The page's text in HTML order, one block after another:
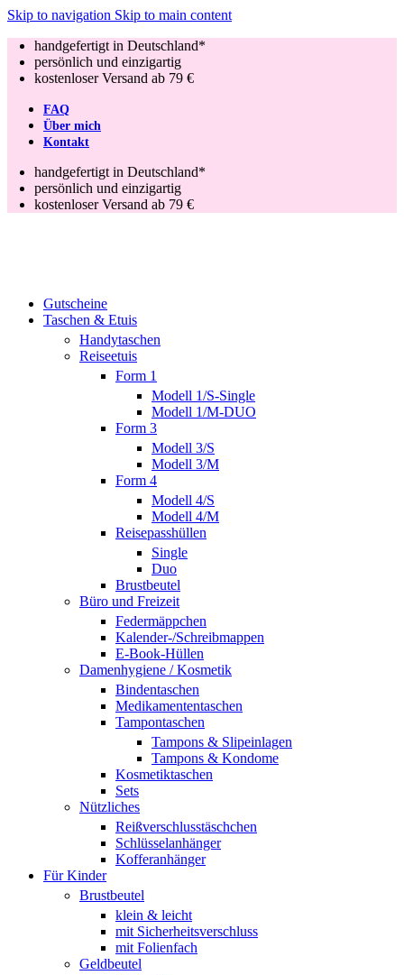
Skip to navigation Skip to main content
handgefertigt in Deutschland*
persönlich und einzigartig
kostenloser Versand ab 79 €
FAQ
Über mich
Kontakt
handgefertigt in Deutschland*
persönlich und einzigartig
kostenloser Versand ab 79 €
Gutscheine
Taschen & Etuis
Handytaschen
Reiseetuis
Form 1
Modell 1/S-Single
Modell 1/M-DUO
Form 3
Modell 3/S
Modell 3/M
Form 4
Modell 4/S
Modell 4/M
Reisepasshüllen
Single
Duo
Brustbeutel
Büro und Freizeit
Federmäppchen
Kalender-/Schreibmappen
E-Book-Hüllen
Damenhygiene / Kosmetik
Bindentaschen
Medikamententaschen
Tampontaschen
Tampons & Slipeinlagen
Tampons & Kondome
Kosmetiktaschen
Sets
Nützliches
Reißverschlusstäschchen
Schlüsselanhänger
Kofferanhänger
Für Kinder
Brustbeutel
klein & leicht
mit Sicherheitsverschluss
mit Folienfach
Geldbeutel